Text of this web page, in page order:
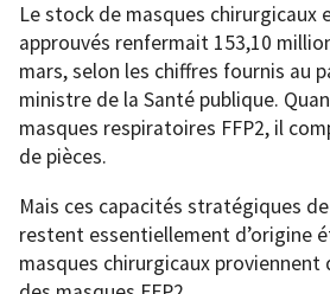
Le stock de masques chirurgicaux
approuvés renfermait 153,10
mars, selon les chiffres fournis au
ministre de la Santé publique.
masques respiratoires FFP2, il
de pièces.
Mais ces capacités stratégiques
restent essentiellement d’origine
masques chirurgicaux proviennent